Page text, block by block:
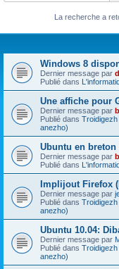
La recherche a
Windows 8
Dernier message par
Publié dans
Une affiche pour
Dernier message par
Publié dans
anezho)
Ubuntu en
Dernier message par
Publié dans
Implijout Firefox
Dernier message par
Publié dans
anezho)
Ubuntu 10.04:
Dernier message par
Publié dans
anezho)